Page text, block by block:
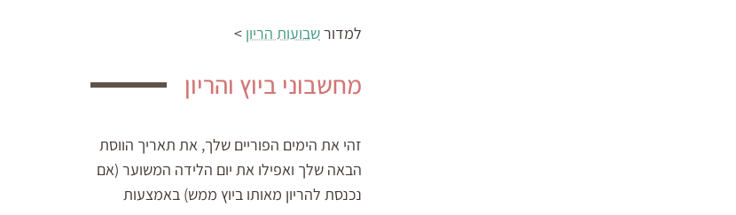
למדורשבועות הריון >
מחשבוני ביוץ והריון
זהי את הימים הפוריים שלך, את תאריך הווסת
הבאה שלך ואפילו את יום הלידה המשוער (אם
נכנסת להריון מאותו ביוץ ממש) באמצעות